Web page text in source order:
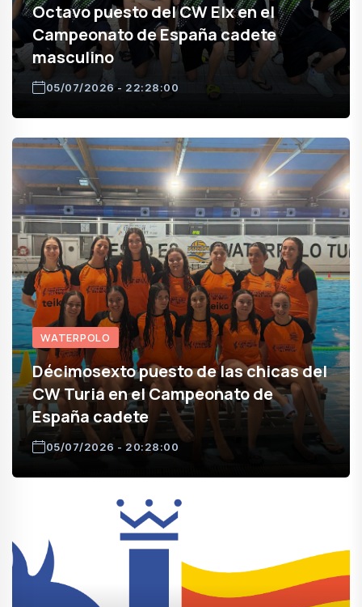
Octavo puesto del CW Elx en el
Campeonato de España cadete
masculino
05/07/2026 - 22:28:00
WATERPOLO
Décimosexto puesto de las chicas del
CW Turia en el Campeonato de
España cadete
05/07/2026 - 20:28:00